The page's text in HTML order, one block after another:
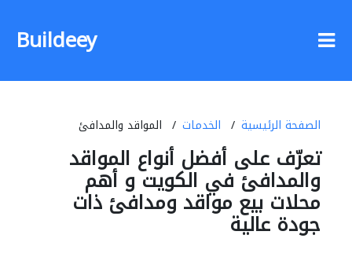
Buildeey
الصفحة الرئيسية الخدمات المواقد والمدافئ
تعرّف على أفضل أنواع المواقد
والمدافئ في الكويت و أهم
محلات بيع مواقد ومدافئ ذات
جودة عالية